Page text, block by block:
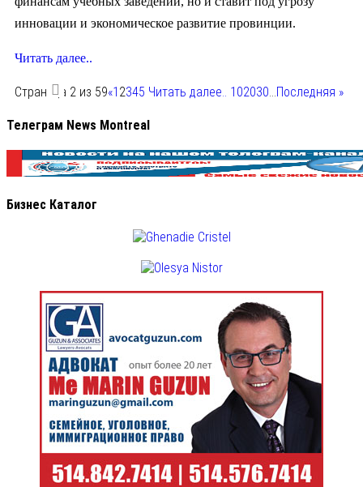
инновации и экономическое развитие провинции.
Читать далее..
Страница 2 из 59«1 2345 Читать далее.. 102030...Последняя »
Телеграм News Montreal
Бизнес Каталог